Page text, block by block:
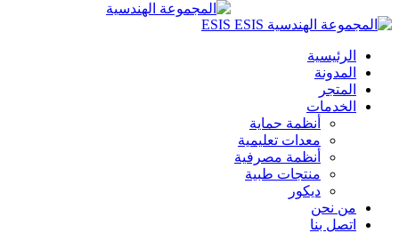
الرئيسية
المدونة
المتجر
الخدمات
أنظمة حماية
معدات تعليمية
أنظمة مصرفية
منتجات طبية
ديكور
من نحن
اتصل بنا